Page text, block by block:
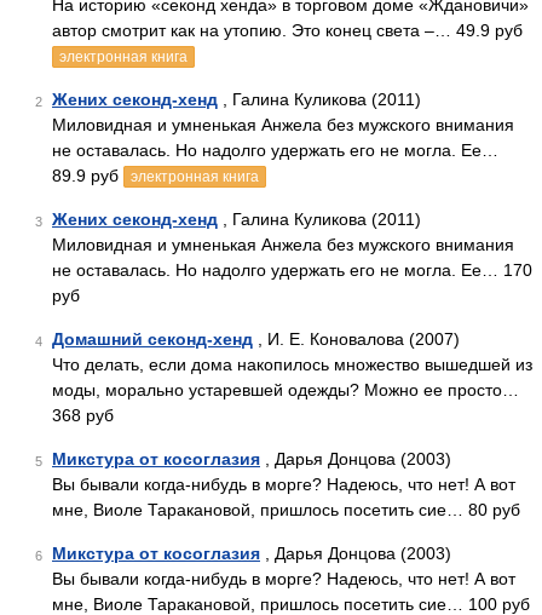
На историю «секонд хенда» в торговом доме «Ждановичи»
автор смотрит как на утопию. Это конец света –… 49.9 руб
электронная книга
2 Жених секонд-хенд , Галина Куликова (2011)
Миловидная и умненькая Анжела без мужского внимания
не оставалась. Но надолго удержать его не могла. Ее…
89.9 руб
электронная книга
3 Жених секонд-хенд , Галина Куликова (2011)
Миловидная и умненькая Анжела без мужского внимания
не оставалась. Но надолго удержать его не могла. Ее… 170
руб
4 Домашний секонд-хенд , И. Е. Коновалова (2007)
Что делать, если дома накопилось множество вышедшей из
моды, морально устаревшей одежды? Можно ее просто…
368 руб
5 Микстура от косоглазия , Дарья Донцова (2003)
Вы бывали когда-нибудь в морге? Надеюсь, что нет! А вот
мне, Виоле Таракановой, пришлось посетить сие… 80 руб
6 Микстура от косоглазия , Дарья Донцова (2003)
Вы бывали когда-нибудь в морге? Надеюсь, что нет! А вот
мне, Виоле Таракановой, пришлось посетить сие… 100 руб